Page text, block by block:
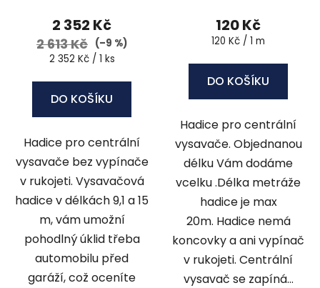
2 352 Kč
2 613 Kč (–9 %)
Měrná
2 352 Kč / 1 ks
DO KOŠÍKU
Hadice pro centrální
vysavače bez vypínače
v rukojeti. Vysavačová
hadice v délkách 9,1 a 15
m, vám umožní
pohodlný úklid třeba
automobilu před
garáží, což oceníte
120 Kč
Měrná
120 Kč / 1 m
DO KOŠÍKU
Hadice pro centrální
vysavače. Objednanou
délku Vám dodáme
vcelku .Délka metráže
hadice je max
20m. Hadice nemá
koncovky a ani vypínač
v rukojeti. Centrální
vysavač se zapíná...